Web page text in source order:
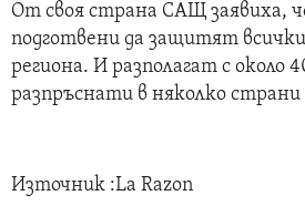
От своя страна САЩ заявиха, че
подготвени да защитят
региона. И разполагат с около
разпръснати в няколко страни
Източник :La Razon